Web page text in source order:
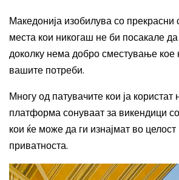
Македонија изобилува со прекрасни
места кои никогаш не би посакале да
доколку нема добро сместување кое
вашите потреби.
Многу од патувачите кои ја
платформа сонуваат за викендици
кои ќе може да ги изнајмат во
приватноста.